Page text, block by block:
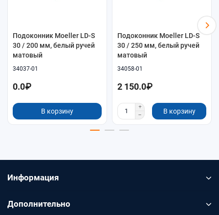
Подоконник Moeller LD-S
30 / 200 мм, белый ручей
матовый
34037-01
0.0₽
В корзину
Подоконник Moeller LD-S
30 / 250 мм, белый ручей
матовый
34058-01
2 150.0₽
В корзину
Информация
Дополнительно